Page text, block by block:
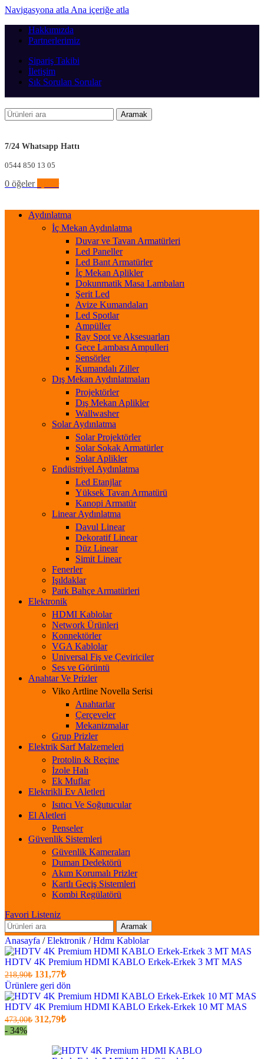
Navigasyona atla Ana içeriğe atla
Hakkımızda
Partnerlerimiz
Sipariş Takibi
İletişim
Sık Sorulan Sorular
Aramak
7/24 Whatsapp Hattı
0544 850 13 05
0 öğeler
Aydınlatma
İç Mekan Aydınlatma
Duvar ve Tavan Armatürleri
Led Paneller
Led Bant Armatürler
İç Mekan Aplikler
Dokunmatik Masa Lambaları
Şerit Led
Avize Kumandaları
Led Spotlar
Ampüller
Ray Spot ve Aksesuarları
Gece Lambası Ampulleri
Sensörler
Kumandalı Ziller
Dış Mekan Aydınlatmaları
Projektörler
Dış Mekan Aplikler
Wallwasher
Solar Aydınlatma
Solar Projektörler
Solar Sokak Armatürler
Solar Aplikler
Endüstriyel Aydınlatma
Led Etanjlar
Yüksek Tavan Armatürü
Kanopi Armatür
Linear Aydınlatma
Davul Linear
Dekoratif Linear
Düz Linear
Simit Linear
Fenerler
Işıldaklar
Park Bahçe Armatürleri
Elektronik
HDMI Kablolar
Network Ürünleri
Konnektörler
VGA Kablolar
Universal Fiş ve Çeviriciler
Ses ve Görüntü
Anahtar Ve Prizler
Viko Artline Novella Serisi
Anahtarlar
Çerçeveler
Mekanizmalar
Grup Prizler
Elektrik Sarf Malzemeleri
Protolin & Reçine
İzole Halı
Ek Muflar
Elektrikli Ev Aletleri
Isıtıcı Ve Soğutucular
El Aletleri
Penseler
Güvenlik Sistemleri
Güvenlik Kameraları
Duman Dedektörü
Akım Korumalı Prizler
Kartlı Geçiş Sistemleri
Kombi Regülatörü
Favori Listeniz
Aramak
Anasayfa / Elektronik / Hdmı Kablolar
HDTV 4K Premium HDMI KABLO Erkek-Erkek 3 MT MAS
218,90₺ Orijinal
fiyatı:
218,90₺.
131,77₺Şu
anki
fiyat:
131,77₺
.
Ürünlere geri dön
HDTV 4K Premium HDMI KABLO Erkek-Erkek 10 MT MAS
473,00₺ Orijinal
312,79₺Şu
312,79₺
- 34%